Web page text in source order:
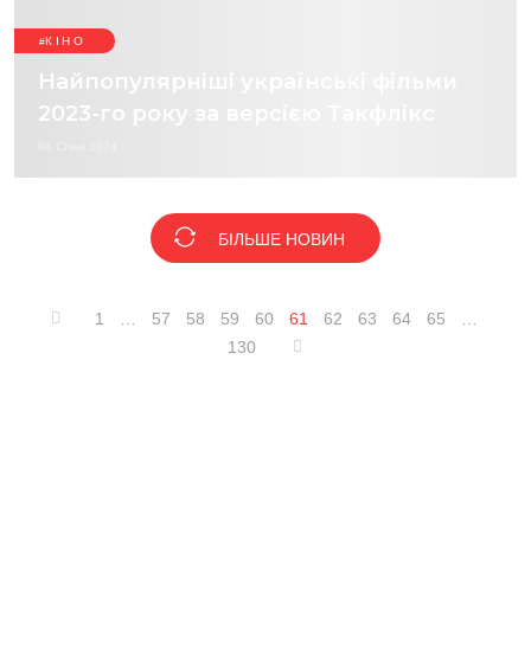
КІНО
Найпопулярніші українські фільми
2023-го року за версією Такфлікс
БІЛЬШЕ НОВИН
1 57 58 59 60 61 62 63 64 65
130